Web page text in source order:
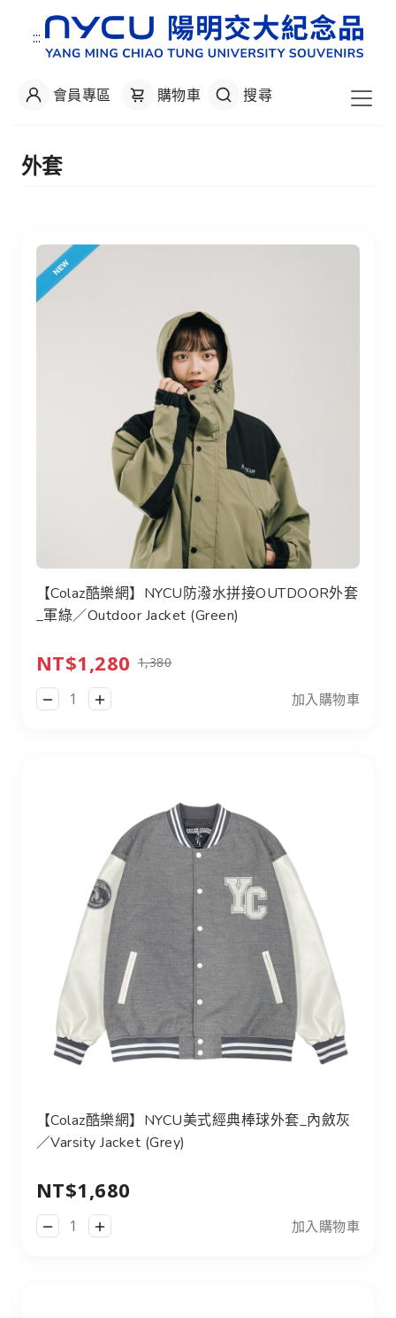
:::
會員專區 購物車 搜尋
外套
【Colaz酷樂網】NYCU防潑水拼接OUTDOOR外套
_軍綠／Outdoor Jacket (Green)
NT$1,280 1,380
加入購物車
【Colaz酷樂網】NYCU美式經典棒球外套_內斂灰
／Varsity Jacket (Grey)
NT$1,680
加入購物車